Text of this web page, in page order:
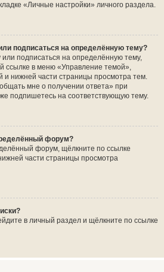
«Личные настройки» личного раздела.
подписаться на определённую тему?
или подписаться на определённую тему,
ссылке в меню «Управление темой»,
и нижней части страницы просмотра тем.
мне о получении ответа» при
подпишетесь на соответствующую тему.
форум?
форум, щёлкните по ссылке
части страницы просмотра
в личный раздел и щёлкните по ссылке